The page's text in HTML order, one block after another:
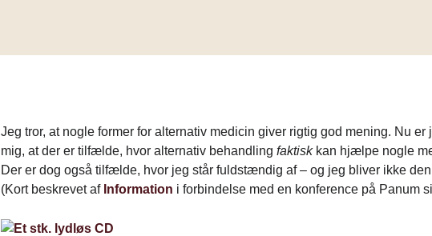
Jeg tror, at nogle former for alternativ medicin giver rigtig god mening. Nu
mig, at der er tilfælde, hvor alternativ behandling faktisk kan hjælpe nogle
Der er dog også tilfælde, hvor jeg står fuldstændig af – og jeg bliver ikke
(Kort beskrevet af Information i forbindelse med en konference på Panum